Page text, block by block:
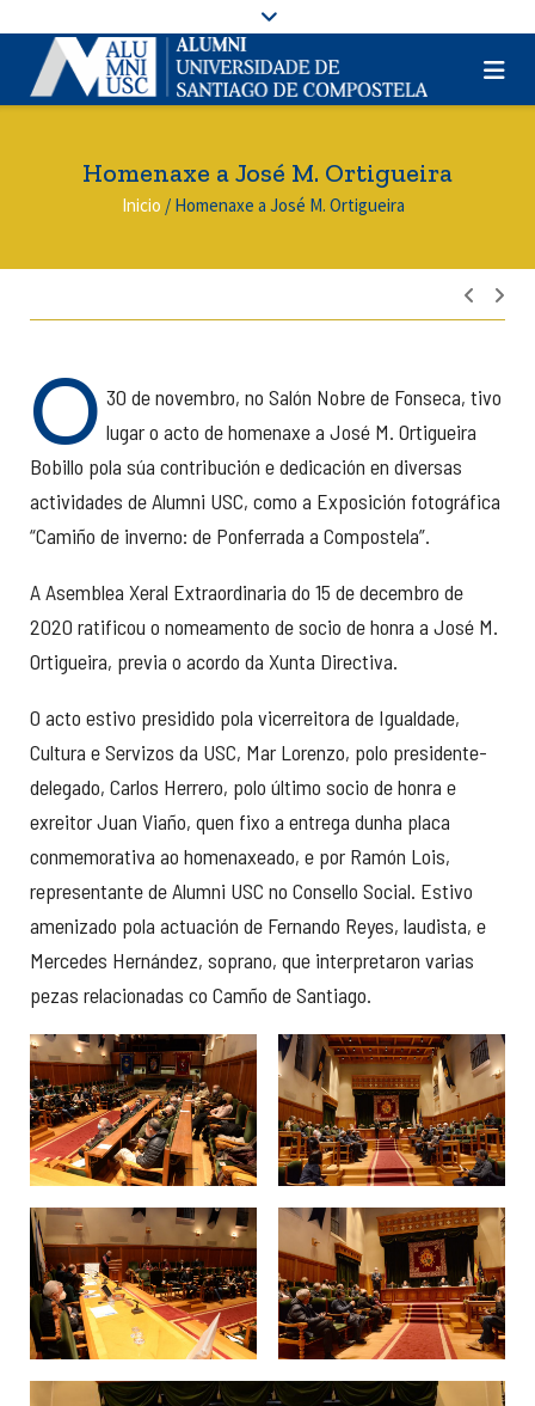
Homenaxe a José M. Ortigueira
Inicio / Homenaxe a José M. Ortigueira
de
O 30 de novembro, no Salón Nobre de Fonseca, tivo
lugar o acto de homenaxe a José M. Ortigueira
Bobillo pola súa contribución e dedicación en diversas
actividades de Alumni USC, como a Exposición fotográfica
“Camiño de inverno: de Ponferrada a Compostela”.
A Asemblea Xeral Extraordinaria do 15 de decembro de
2020 ratificou o nomeamento de socio de honra a José M.
Ortigueira, previa o acordo da Xunta Directiva.
O acto estivo presidido pola vicerreitora de Igualdade,
Cultura e Servizos da USC, Mar Lorenzo, polo presidente-
delegado, Carlos Herrero, polo último socio de honra e
exreitor Juan Viaño, quen fixo a entrega dunha placa
conmemorativa ao homenaxeado, e por Ramón Lois,
representante de Alumni USC no Consello Social. Estivo
amenizado pola actuación de Fernando Reyes, laudista, e
Mercedes Hernández, soprano, que interpretaron varias
pezas relacionadas co Camño de Santiago.